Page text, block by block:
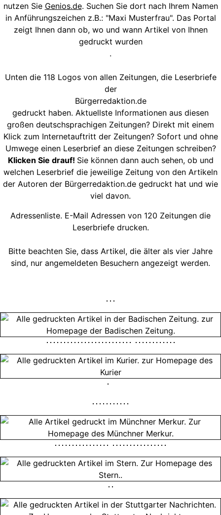
nutzen Sie Genios.de. Suchen Sie dort nach Ihrem Namen
in Anführungszeichen z.B.: "Maxi Musterfrau". Das Portal
zeigt Ihnen dann ob, wo und wann Artikel von Ihnen
gedruckt wurden
.
Unten die 118 Logos von allen Zeitungen, die Leserbriefe
der
Bürgerredaktion.de
gedruckt haben. Aktuellste Informationen aus diesen
großen deutschsprachigen Zeitungen? Direkt mit einem
Klick zum Internetauftritt der Zeitungen? Sofort und ohne
Umwege einen Leserbrief an diese Zeitungen schreiben?
Klicken Sie drauf! Sie können dann auch sehen, ob und
welchen Leserbrief die jeweilige Zeitung von den Artikeln
der Autoren der Bürgerredaktion.de gedruckt hat und wie
viel davon.
Adressenliste. E-Mail Adressen von 120 Zeitungen die
Leserbriefe drucken.
Bitte beachten Sie, dass Artikel, die älter als vier Jahre
sind, nur angemeldeten Besuchern angezeigt werden.